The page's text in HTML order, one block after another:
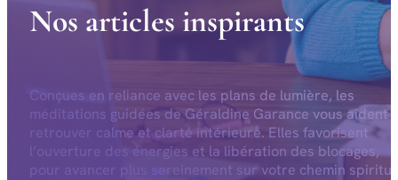
Nos articles inspirants
Conçues en reliance avec les plans de lumière, les
méditations guidées de Géraldine Garance vous aident
retrouver calme et clarté intérieure. Elles favorisent
l’ouverture des énergies et la libération des blocages,
pour avancer plus sereinement sur votre chemin